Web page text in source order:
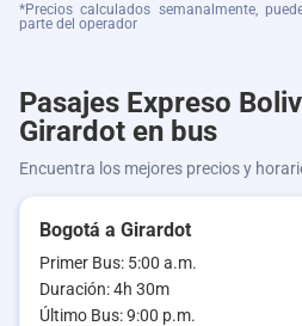
*Precios calculados semanalmente,
parte del operador
Pasajes Expreso
Girardot en bus
Encuentra los mejores precios y
Bogotá a Girardot
Primer Bus: 5:00 a.m.
Duración: 4h 30m
Último Bus: 9:00 p.m.